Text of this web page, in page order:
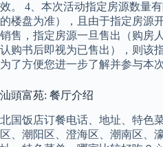
效。 4、本次活动指定房源数量
的楼盘为准），且由于指定房源
销售，指定房源一旦售出（购房
认购书后即视为已售出），则该
为了方便您进一步了解并参与本
汕頭富苑: 餐厅介绍
北国饭店订餐电话、地址、特色
区、潮阳区、澄海区、潮南区、